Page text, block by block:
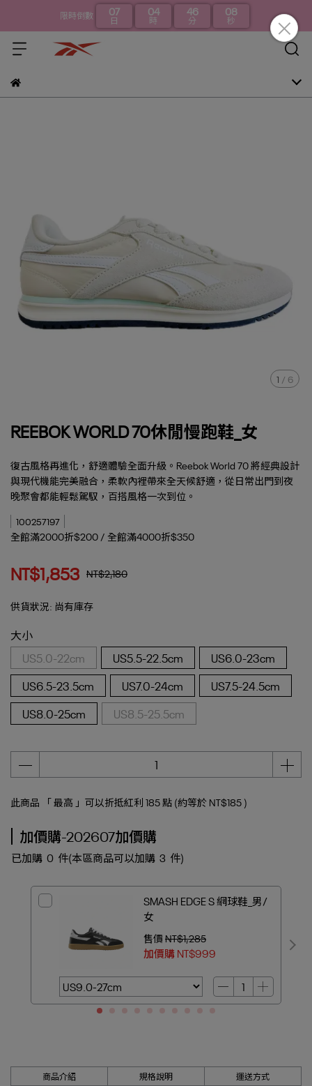
限時倒數 07
日
04
時
46
分
07
秒
1 / 6
REEBOK WORLD 70休閒慢跑鞋_女
復古風格再進化，舒適體驗全面升級。Reebok World 70 將經典設計
與現代機能完美融合，柔軟內裡帶來全天候舒適，從日常出門到夜
晚聚會都能輕鬆駕馭，百搭風格一次到位。
100257197
全館滿2000折$200 / 全館滿4000折$350
NT$1,853 NT$2,180
供貨狀況: 尚有庫存
大小
US5.0-22cm
US5.5-22.5cm
US6.0-23cm
US6.5-23.5cm
US7.0-24cm
US7.5-24.5cm
US8.0-25cm
US8.5-25.5cm
此商品 「 最高 」可以折抵紅利 185點 (約等於 NT$185 )
加價購-202607加價購
已加購 0 件(本區商品可以加購 3 件)
SMASH EDGE S 網球鞋_男/
女
售價 NT$1,285
加價購NT$999
商品介紹 規格說明 運送方式